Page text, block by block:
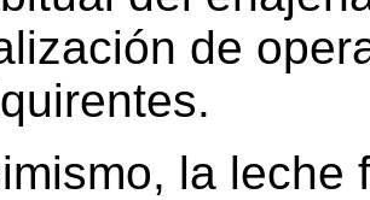
de
la leche